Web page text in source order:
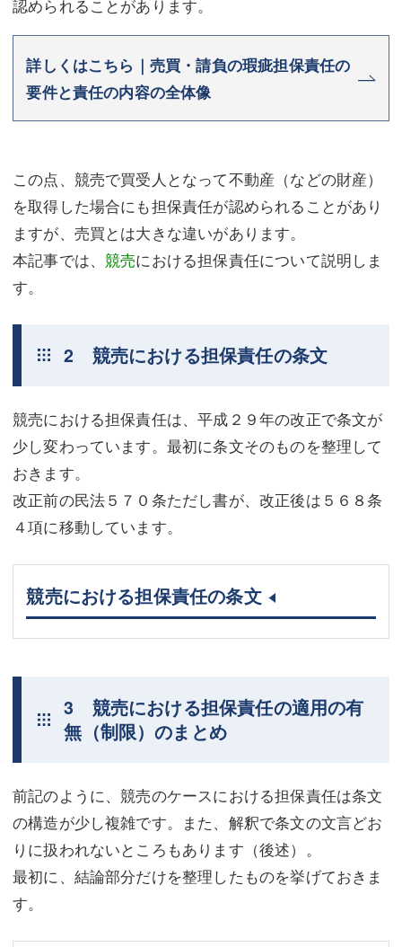
認められることがあります。
詳しくはこちら｜売買・請負の瑕疵担保責任の
要件と責任の内容の全体像
この点、競売で買受人となって不動産（などの財産）
を取得した場合にも担保責任が認められることがあり
ますが、売買とは大きな違いがあります。
本記事では、競売における担保責任について説明しま
す。
2 競売における担保責任の条文
競売における担保責任は、平成２９年の改正で条文が
少し変わっています。最初に条文そのものを整理して
おきます。
改正前の民法５７０条ただし書が、改正後は５６８条
４項に移動しています。
競売における担保責任の条文
3 競売における担保責任の適用の有
無（制限）のまとめ
前記のように、競売のケースにおける担保責任は条文
の構造が少し複雑です。また、解釈で条文の文言どお
りに扱われないところもあります（後述）。
最初に、結論部分だけを整理したものを挙げておきま
す。